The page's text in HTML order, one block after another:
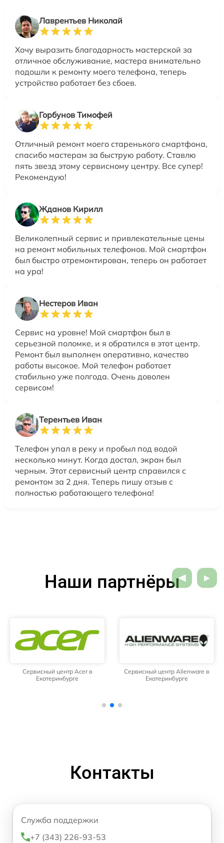
Лаврентьев Николай
Хочу выразить благодарность мастерской за
отличное обслуживание, мастера внимательно
подошли к ремонту моего телефона, теперь
устройство работает без сбоев.
Горбунов Тимофей
Отличный ремонт моего старенького смартфона,
спасибо мастерам за быструю работу. Ставлю
пять звезд этому сервисному центру. Все супер!
Рекомендую!
Жданов Кирилл
Великолепный сервис и привлекательные цены
на ремонт мобильных телефонов. Мой смартфон
был быстро отремонтирован, теперь он работает
на ура!
Нестеров Иван
Сервис на уровне! Мой смартфон был в
серьезной поломке, и я обратился в этот центр.
Ремонт был выполнен оперативно, качество
работы высокое. Мой телефон работает
стабильно уже полгода. Очень доволен
сервисом!
Терентьев Иван
Телефон упал в реку и пробыл под водой
несколько минут. Когда достал, экран был
черным. Этот сервисный центр справился с
ремонтом за 2 дня. Теперь пишу отзыв с
полностью работающего телефона!
Наши партнёры
Сервисный центр Acer в
Екатеринбурге
Сервисный центр Alienware в
Екатеринбурге
Контакты
Служба поддержки
+7 (343) 226-93-53